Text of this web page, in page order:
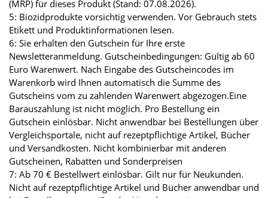
(MRP) für dieses Produkt (Stand: 07.08.2026).
5: Biozidprodukte vorsichtig verwenden. Vor Gebrauch stets
Etikett und Produktinformationen lesen.
6: Sie erhalten den Gutschein für Ihre erste
Newsletteranmeldung. Gutscheinbedingungen: Gültig ab 60
Euro Warenwert. Nach Eingabe des Gutscheincodes im
Warenkorb wird Ihnen automatisch die Summe des
Gutscheins vom zu zahlenden Warenwert abgezogen.Eine
Barauszahlung ist nicht möglich. Pro Bestellung ein
Gutschein einlösbar. Nicht anwendbar bei Bestellungen über
Vergleichsportale, nicht auf rezeptpflichtige Artikel, Bücher
und Versandkosten. Nicht kombinierbar mit anderen
Gutscheinen, Rabatten und Sonderpreisen
7: Ab 70 € Bestellwert einlösbar. Gilt nur für Neukunden.
Nicht auf rezeptpflichtige Artikel und Bücher anwendbar und